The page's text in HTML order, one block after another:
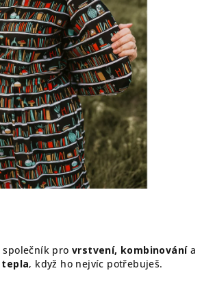
pro vrstvení, kombinovánía
tepla, když ho nejvíc potřebuješ.